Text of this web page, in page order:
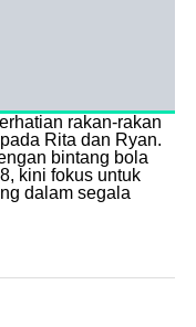
rakan-rakan
Rita dan Ryan.
bintang bola
kini fokus untuk
dalam segala